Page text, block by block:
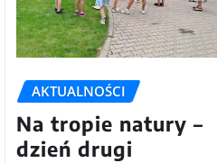
AKTUALNOŚCI
Na tropie natury –
dzień drugi